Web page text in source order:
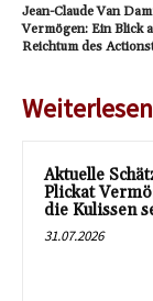
Jean-Claude Van
Vermögen: Ein Blick
Reichtum des
Weiterlesen
Aktuelle
Plickat
die Kulissen
31.07.2026